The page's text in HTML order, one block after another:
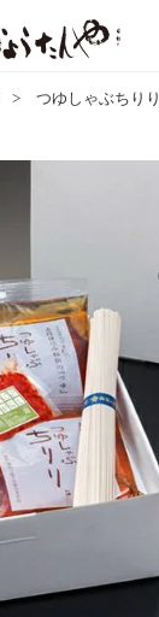
つゆしゃぶちりり